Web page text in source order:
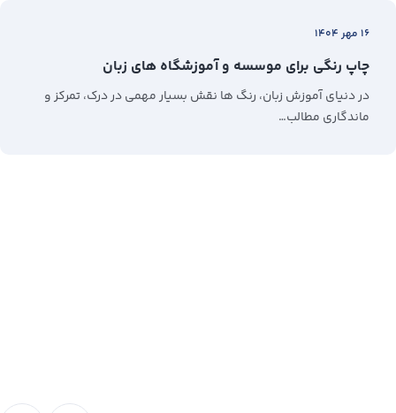
۱۶ مهر ۱۴۰۴
چاپ رنگی برای موسسه و آموزشگاه های زبان
در دنیای آموزش زبان، رنگ‌ ها نقش بسیار مهمی در درک، تمرکز و
ماندگاری مطالب…